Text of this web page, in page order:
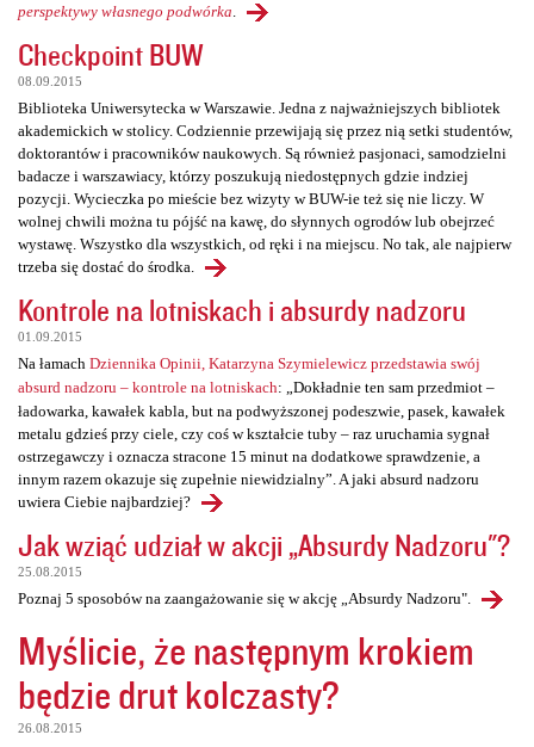
perspektywy własnego podwórka
Checkpoint BUW
08.09.2015
Biblioteka Uniwersytecka w Warszawie. Jedna z najważniejszych bibliotek
akademickich w stolicy. Codziennie przewijają się przez nią setki studentów,
doktorantów i pracowników naukowych. Są również pasjonaci, samodzielni
badacze i warszawiacy, którzy poszukują niedostępnych gdzie indziej
pozycji. Wycieczka po mieście bez wizyty w BUW-ie też się nie liczy. W
wolnej chwili można tu pójść na kawę, do słynnych ogrodów lub obejrzeć
wystawę. Wszystko dla wszystkich, od ręki i na miejscu. No tak, ale najpierw
trzeba się dostać do środka.
Kontrole na lotniskach i absurdy nadzoru
01.09.2015
Na łamach Dziennika Opinii, Katarzyna Szymielewicz przedstawia swój
absurd nadzoru – kontrole na lotniskach: „Dokładnie ten sam przedmiot –
ładowarka, kawałek kabla, but na podwyższonej podeszwie, pasek, kawałek
metalu gdzieś przy ciele, czy coś w kształcie tuby – raz uruchamia sygnał
ostrzegawczy i oznacza stracone 15 minut na dodatkowe sprawdzenie, a
innym razem okazuje się zupełnie niewidzialny”. A jaki absurd nadzoru
uwiera Ciebie najbardziej?
Jak wziąć udział w akcji „Absurdy Nadzoru"?
25.08.2015
Poznaj 5 sposobów na zaangażowanie się w akcję „Absurdy Nadzoru".
Myślicie, że następnym krokiem
będzie drut kolczasty?
26.08.2015